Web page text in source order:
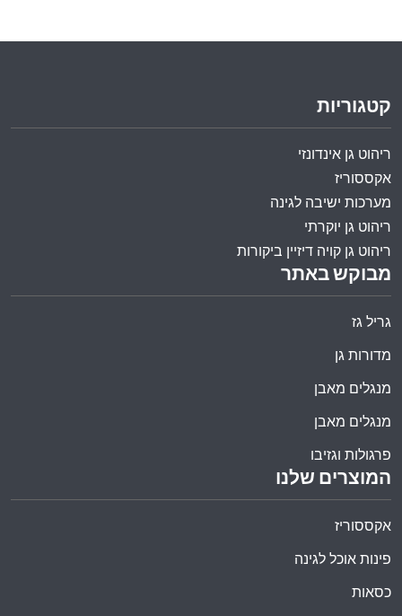
המוצרים שלנו
אקססוריז
פינות אוכל לגינה
כסאות
מבוקש באתר
גריל גז
מדורות גן
מנגלים מאבן
מנגלים מאבן
פרגולות וגזיבו
קטגוריות
ריהוט גן אינדונזי
אקססוריז
מערכות ישיבה לגינה
ריהוט גן יוקרתי
ריהוט גן קויה דיזיין ביקורות